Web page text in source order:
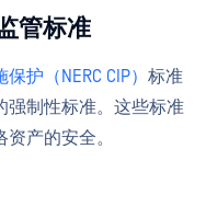
管标准
护（NERC CIP） 标准
强制性标准。这些标准
产的安全。